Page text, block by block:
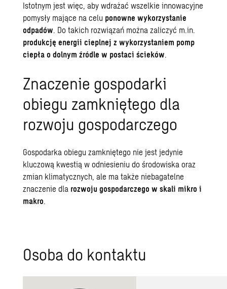
Istotnym jest więc, aby wdrażać wszelkie innowacyjne
pomysły mające na celu ponowne wykorzystanie
odpadów. Do takich rozwiązań można zaliczyć m.in.
produkcję energii cieplnej z wykorzystaniem pomp
ciepła o dolnym źródle w postaci ścieków.
Znaczenie gospodarki
obiegu zamkniętego dla
rozwoju gospodarczego
Gospodarka obiegu zamkniętego nie jest jedynie
kluczową kwestią w odniesieniu do środowiska oraz
zmian klimatycznych, ale ma także niebagatelne
znaczenie dla rozwoju gospodarczego w skali mikro i
makro.
Osoba do kontaktu